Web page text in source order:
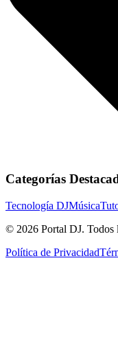
Categorías
Tecnología DJMúsica
© 2026 Portal DJ. Todos
Política de Privacidad